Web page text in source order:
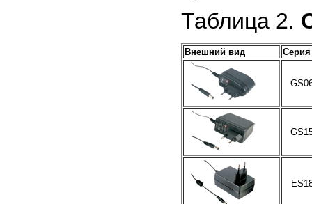
Таблица 2.
Внешний вид Серия